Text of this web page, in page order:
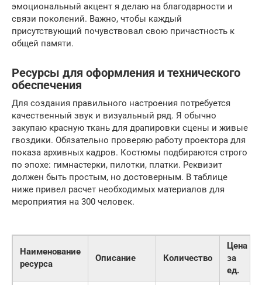
эмоциональный акцент я делаю на благодарности и
связи поколений. Важно, чтобы каждый
присутствующий почувствовал свою причастность к
общей памяти.
Ресурсы для оформления и технического
обеспечения
Для создания правильного настроения потребуется
качественный звук и визуальный ряд. Я обычно
закупаю красную ткань для драпировки сцены и живые
гвоздики. Обязательно проверяю работу проектора для
показа архивных кадров. Костюмы подбираются строго
по эпохе: гимнастерки, пилотки, платки. Реквизит
должен быть простым, но достоверным. В таблице
ниже привел расчет необходимых материалов для
мероприятия на 300 человек.
Наименование
ресурса
Описание Количество
Цена
за
ед.